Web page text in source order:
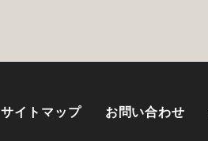
サイトマップ お問い合わせ